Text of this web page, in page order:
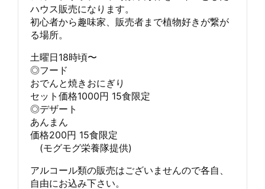
ハウス販売になります。
初心者から趣味家、販売者まで植物好きが繋が
る場所。
土曜日18時頃〜
◎フード
おでんと焼きおにぎり
セット価格1000円 15食限定
◎デザート
あんまん
価格200円 15食限定
(モグモグ栄養隊提供)
アルコール類の販売はございませんので各自、
自由にお込み下さい。